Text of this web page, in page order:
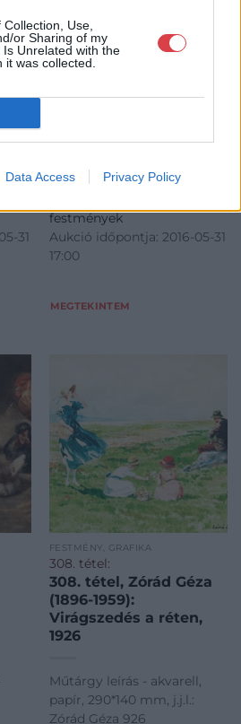
Use,
or Sharing of my
Unrelated with the
was collected.
Data Access Privacy Policy
31
Antal (1861-1942): A
virágcsokor
Aukció:
festmények
Aukció időpontja: 2016-05-31
17:00
MEGTEKINTEM
FESTMÉNY, GRAFIKA
308. tétel:
308. tétel, Zórád Géza
(1896-1959):
Virágszedés a réten,
1926
Műtárgy leírás - akvarell,
papír, 290*140 mm, j.j.l.:
Zórád Géza 926